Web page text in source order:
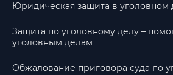
Юридическая защита в уголовном
Защита по уголовному делу –
уголовным делам
Обжалование приговора суда по